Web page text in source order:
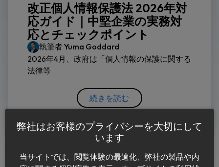
改正個人情報保護法 2026年対
応ガイド｜中堅企業の実務対
応とチェックポイント
執筆者Yuma Goddard
2026年4月、政府は「個人情報の保護に関する
法律等
続きを読む
弊社はお客様のプライバシーを大切にして
います
当サイトでは、閲覧体験の最適化、弊社の製品や内